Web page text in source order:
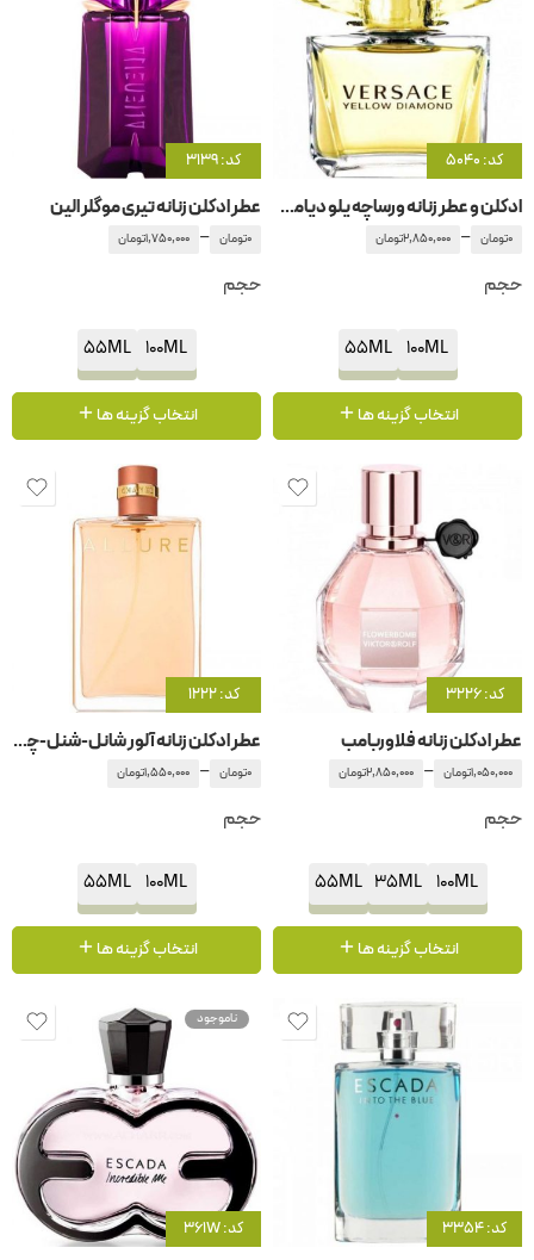
کد: 5040
ادکلن و عطر زنانه ورساچه یلو دیاموند
0تومان –
2,850,000تومان
حجم
100ML
55ML
انتخاب گزینه ها
کد: 3139
عطر ادکلن زنانه تیری موگلر الین
0تومان –
1,750,000تومان
حجم
100ML
55ML
انتخاب گزینه ها
کد: 3226
عطر ادکلن زنانه فلاوربامب
1,050,000تومان –
2,850,000تومان
حجم
100ML
35ML
55ML
انتخاب گزینه ها
کد: 1222
عطر ادکلن زنانه آلور شانل-شنل-چنل
0تومان –
1,550,000تومان
حجم
100ML
55ML
انتخاب گزینه ها
کد: 3354
ناموجود
کد: 361W